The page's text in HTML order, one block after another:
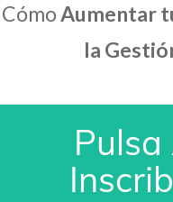
CómoAumentar
la